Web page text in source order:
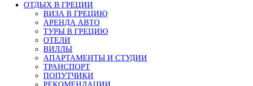
ОТДЫХ В ГРЕЦИИ
ВИЗА В ГРЕЦИЮ
АРЕНДА АВТО
ТУРЫ В ГРЕЦИЮ
ОТЕЛИ
ВИЛЛЫ
АПАРТАМЕНТЫ И СТУДИИ
ТРАНСПОРТ
ПОПУТЧИКИ
РЕКОМЕНДАЦИИ